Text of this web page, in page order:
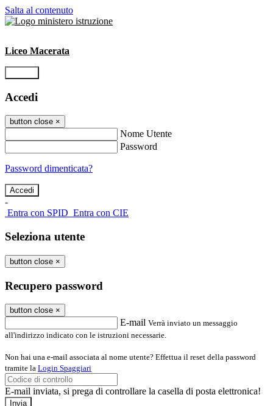
Salta al contenuto
Liceo Macerata
Accedi
button close ×
Nome Utente
Password
Password dimenticata?
-
Entra con SPID Entra con CIE
Seleziona utente
button close ×
Recupero password
button close ×
E-mail Verrà inviato un messaggio
all'indirizzo indicato con le istruzioni necessarie.
Non hai una e-mail associata al nome utente? Effettua il reset della password
tramite la Login Spaggiari
E-mail inviata, si prega di controllare la casella di posta elettronica!